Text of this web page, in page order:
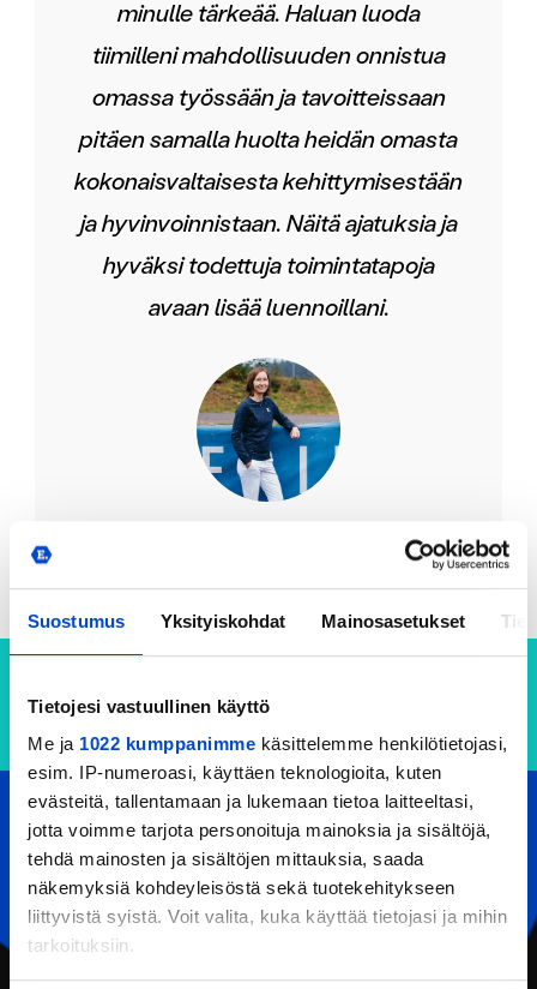
Suostumus Yksityiskohdat Mainosasetukset
Tietojesi vastuullinen käyttö
Me ja 1022 kumppanimme käsittelemme henkilötietojasi,
esim. IP-numeroasi, käyttäen teknologioita, kuten
evästeitä, tallentamaan ja lukemaan tietoa laitteeltasi,
jotta voimme tarjota personoituja mainoksia ja sisältöjä,
tehdä mainosten ja sisältöjen mittauksia, saada
näkemyksiä kohdeyleisöstä sekä tuotekehitykseen
liittyvistä syistä. Voit valita, kuka käyttää tietojasi ja mihin
tarkoituksiin.
minulle tärkeää. Haluan luoda
tiimilleni mahdollisuuden onnistua
omassa työssään ja tavoitteissaan
pitäen samalla huolta heidän omasta
kokonaisvaltaisesta kehittymisestään
ja hyvinvoinnistaan. Näitä ajatuksia ja
hyväksi todettuja toimintatapoja
avaan lisää luennoillani.
kehittämisen asiantuntija
YHTEYSTIEDOT
Eerikkilä Sport & Outdoor Resort
Urheiluopistontie 138
31370 Eerikkilä (Tammela)